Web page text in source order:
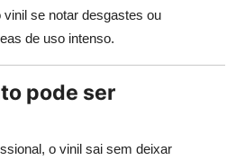
vinil se notar desgastes ou
de uso intenso.
pode ser
o vinil sai sem deixar